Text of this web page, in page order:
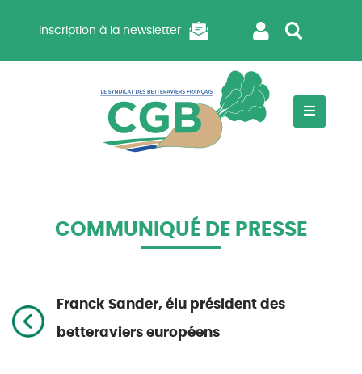
Inscription à la newsletter
COMMUNIQUÉ DE PRESSE
Franck Sander, élu président des
betteraviers européens